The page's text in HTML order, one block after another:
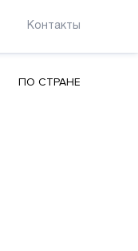
Контакты
ПО СТРАНЕ